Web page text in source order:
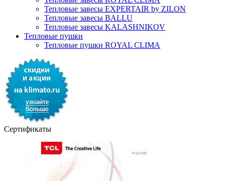
Тепловые завесы EXPERTAIR by ZILON
Тепловые завесы BALLU
Тепловые завесы KALASHNIKOV
Тепловые пушки
Тепловые пушки ROYAL CLIMA
Сертификаты